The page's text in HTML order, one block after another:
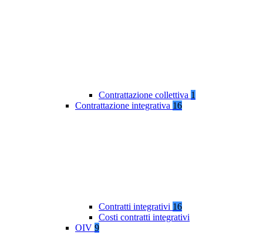
Contrattazione collettiva 1
Contrattazione integrativa 16
Contratti integrativi 16
Costi contratti integrativi
OIV 9